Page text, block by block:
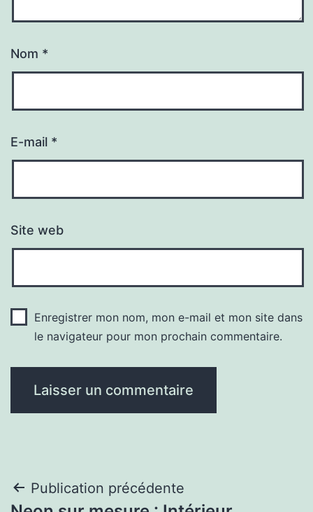
Nom *
E-mail *
Site web
Enregistrer mon nom, mon e-mail et mon site dans
le navigateur pour mon prochain commentaire.
Navigation
Publication précédente